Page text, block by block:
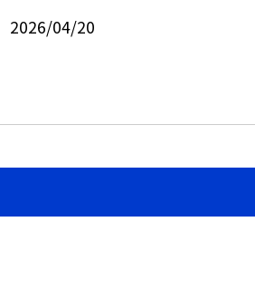
2026/04/20